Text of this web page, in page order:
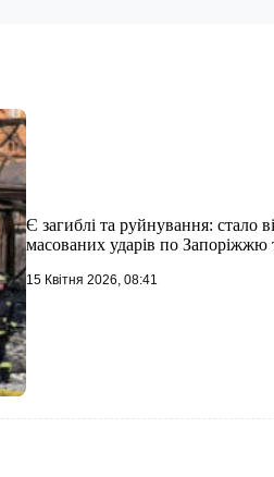
Є загиблі та руйнування: стало
масованих ударів по Запоріжжю
15 Квітня 2026, 08:41